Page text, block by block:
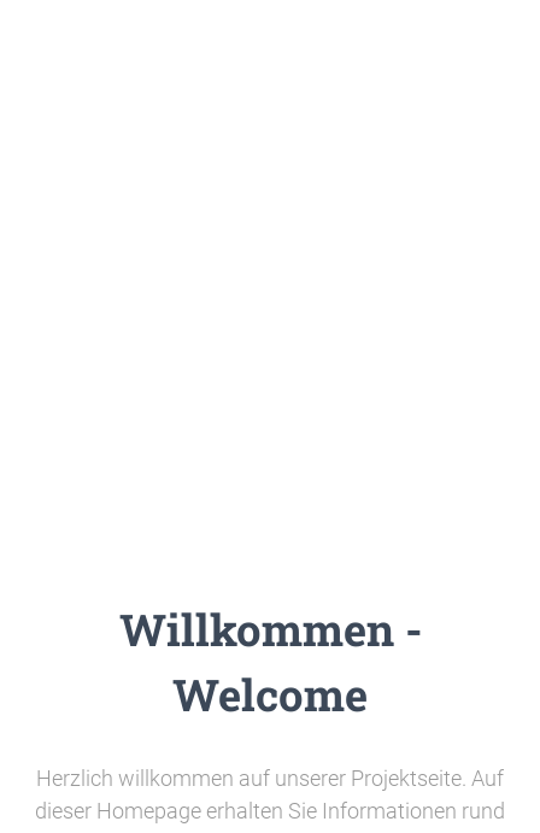
Willkommen -
Welcome
Herzlich willkommen auf unserer Projektseite. Auf
dieser Homepage erhalten Sie Informationen rund